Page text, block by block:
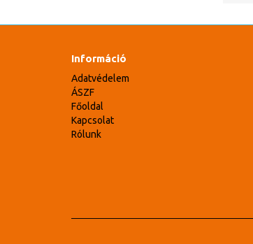
Információ
Adatvédelem
ÁSZF
Főoldal
Kapcsolat
Rólunk